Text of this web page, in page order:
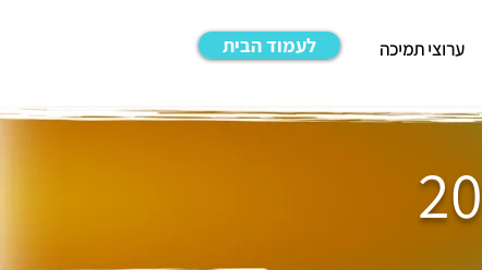
לעמוד הבית ערוצי תמיכה